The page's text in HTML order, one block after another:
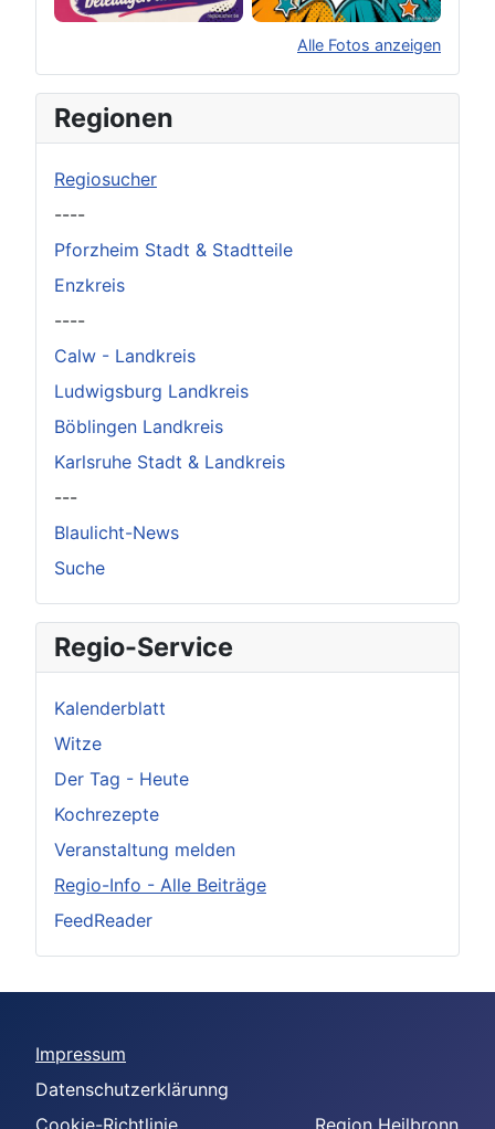
Alle Fotos anzeigen
Original herunterladen
Regionen
Regiosucher
----
Pforzheim Stadt & Stadtteile
Enzkreis
----
Calw - Landkreis
Ludwigsburg Landkreis
Böblingen Landkreis
Karlsruhe Stadt & Landkreis
---
Blaulicht-News
Suche
Regio-Service
Kalenderblatt
Witze
Der Tag - Heute
Kochrezepte
Veranstaltung melden
Regio-Info - Alle Beiträge
FeedReader
Impressum
Datenschutzerklärunng